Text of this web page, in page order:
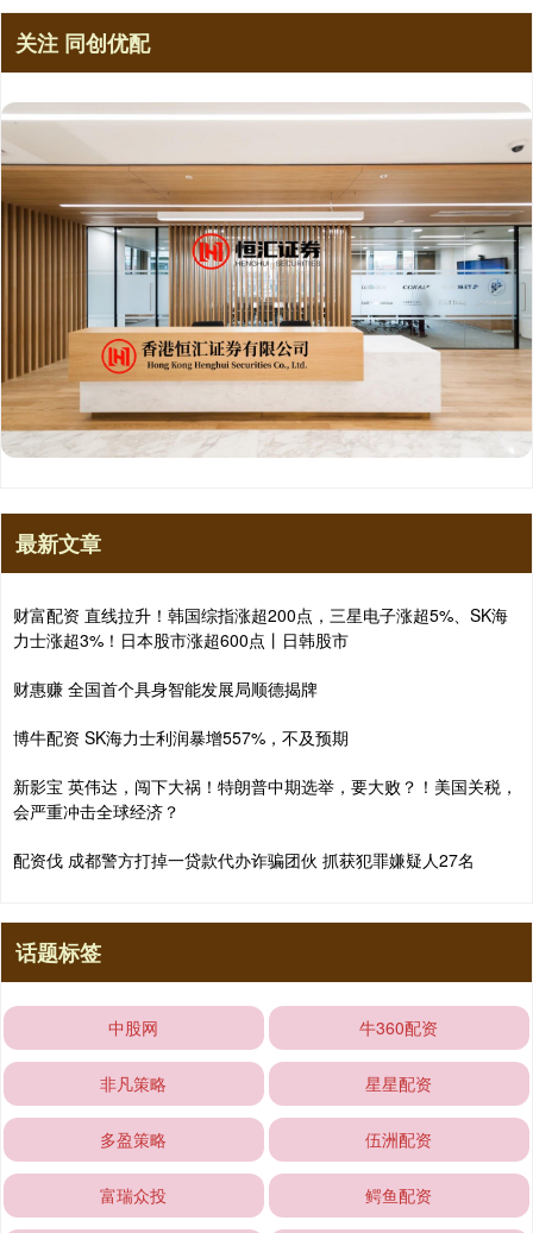
关注 同创优配
最新文章
财富配资 直线拉升！韩国综指涨超200点，三星电子涨超5%、SK海
力士涨超3%！日本股市涨超600点丨日韩股市
财惠赚 全国首个具身智能发展局顺德揭牌
博牛配资 SK海力士利润暴增557%，不及预期
新影宝 英伟达，闯下大祸！特朗普中期选举，要大败？！美国关税，
会严重冲击全球经济？
配资伐 成都警方打掉一贷款代办诈骗团伙 抓获犯罪嫌疑人27名
话题标签
中股网 牛360配资
非凡策略 星星配资
多盈策略 伍洲配资
富瑞众投 鳄鱼配资